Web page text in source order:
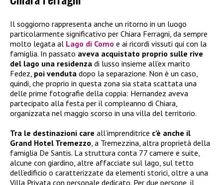
Il soggiorno rappresenta anche un ritorno in un luogo
particolarmente significativo per Chiara Ferragni, da sempre
molto legata al Lago di Como e ai ricordi vissuti qui con la
famiglia. In passato aveva acquistato proprio sulle rive
del lago una residenza di lusso insieme all’ex marito
Fedez, poi venduta dopo la separazione. Non è un caso,
quindi, che proprio in questa zona sia stata scattata una
delle prime fotografie della coppia: Hernandez aveva
partecipato alla festa per il compleanno di Chiara,
organizzata nel maggio scorso in una villa del territorio.
Tra le destinazioni care all’imprenditrice c’è anche il
Grand Hotel Tremezzo, a Tremezzina, altra proprietà della
famiglia De Santis. La struttura conta 77 camere e suite,
alcune con giardino, altre affacciate sul lago, sul tetto
dell’edificio o caratterizzate da elementi storici, oltre a una
Villa Privata con personale dedicato. Per due persone, il